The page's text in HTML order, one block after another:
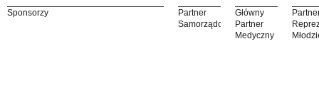
Sponsorzy
Partner
Samorządowy
Główny
Partner
Medyczny